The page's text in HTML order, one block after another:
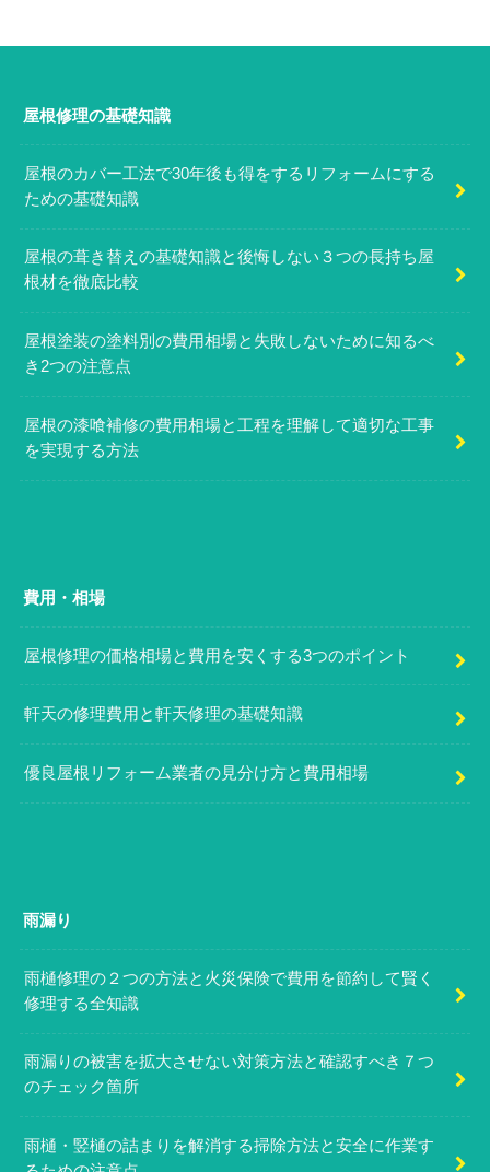
屋根修理の基礎知識
屋根のカバー工法で30年後も得をするリフォームにする
ための基礎知識
屋根の葺き替えの基礎知識と後悔しない３つの長持ち屋
根材を徹底比較
屋根塗装の塗料別の費用相場と失敗しないために知るべ
き2つの注意点
屋根の漆喰補修の費用相場と工程を理解して適切な工事
を実現する方法
費用・相場
屋根修理の価格相場と費用を安くする3つのポイント
軒天の修理費用と軒天修理の基礎知識
優良屋根リフォーム業者の見分け方と費用相場
雨漏り
雨樋修理の２つの方法と火災保険で費用を節約して賢く
修理する全知識
雨漏りの被害を拡大させない対策方法と確認すべき７つ
のチェック箇所
雨樋・竪樋の詰まりを解消する掃除方法と安全に作業す